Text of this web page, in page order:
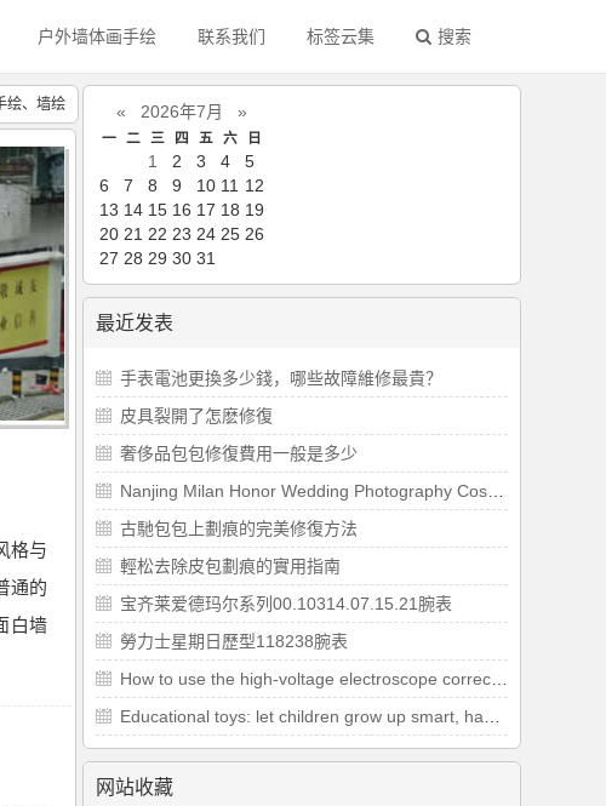
户外墙体画手绘 联系我们 标签云集 搜索
绘、墙绘
格与
通的
白墙
« 2026年7月 »
一 二 三 四 五 六 日
1 2 3 4
5
6
7 8 9 10 11 12
13 14 15 16 17 18 19
20 21 22 23 24 25 26
27 28 29 30 31
最近发表
​手表電池更換多少錢，哪些故障維修最貴？
​皮具裂開了怎麽修復
​奢侈品包包修復費用一般是多少
古馳包包上劃痕的完美修復方法
​輕松去除皮包劃痕的實用指南
宝齐莱爱德玛尔系列00.10314.07.15.21腕表
勞力士星期日歷型118238腕表
网站收藏